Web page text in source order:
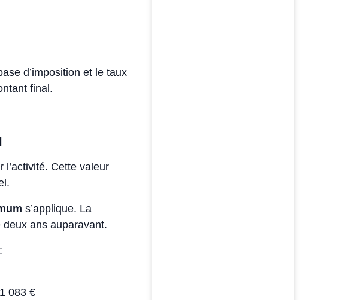
d’imposition et le taux
final.
Cette valeur
s’applique. La
ans auparavant.
083 €